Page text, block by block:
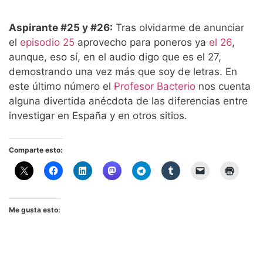
Aspirante #25 y #26: Tras olvidarme de anunciar
el episodio 25 aprovecho para poneros ya el 26,
aunque, eso sí, en el audio digo que es el 27,
demostrando una vez más que soy de letras. En
este último número el Profesor Bacterio nos cuenta
alguna divertida anécdota de las diferencias entre
investigar en España y en otros sitios.
Comparte esto:
Me gusta esto: